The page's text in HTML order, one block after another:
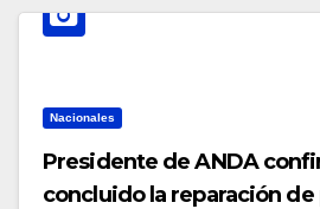
Nacionales
Presidente de ANDA
concluido la reparación de